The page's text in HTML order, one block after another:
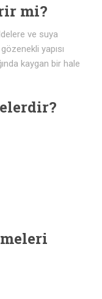
mi?
ve suya
yapısı
kaygan bir hale